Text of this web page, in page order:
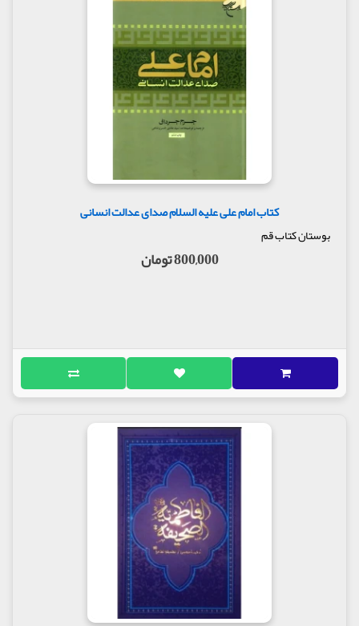
کتاب امام علی علیه السلام صدای عدالت انسانی
بوستان کتاب قم
800,000 تومان